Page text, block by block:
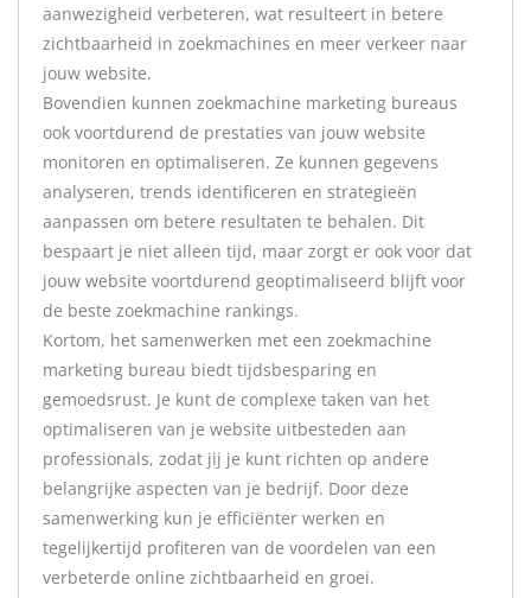
aanwezigheid verbeteren, wat resulteert in betere
zichtbaarheid in zoekmachines en meer verkeer naar
jouw website.
Bovendien kunnen zoekmachine marketing bureaus
ook voortdurend de prestaties van jouw website
monitoren en optimaliseren. Ze kunnen gegevens
analyseren, trends identificeren en strategieën
aanpassen om betere resultaten te behalen. Dit
bespaart je niet alleen tijd, maar zorgt er ook voor dat
jouw website voortdurend geoptimaliseerd blijft voor
de beste zoekmachine rankings.
Kortom, het samenwerken met een zoekmachine
marketing bureau biedt tijdsbesparing en
gemoedsrust. Je kunt de complexe taken van het
optimaliseren van je website uitbesteden aan
professionals, zodat jij je kunt richten op andere
belangrijke aspecten van je bedrijf. Door deze
samenwerking kun je efficiënter werken en
tegelijkertijd profiteren van de voordelen van een
verbeterde online zichtbaarheid en groei.